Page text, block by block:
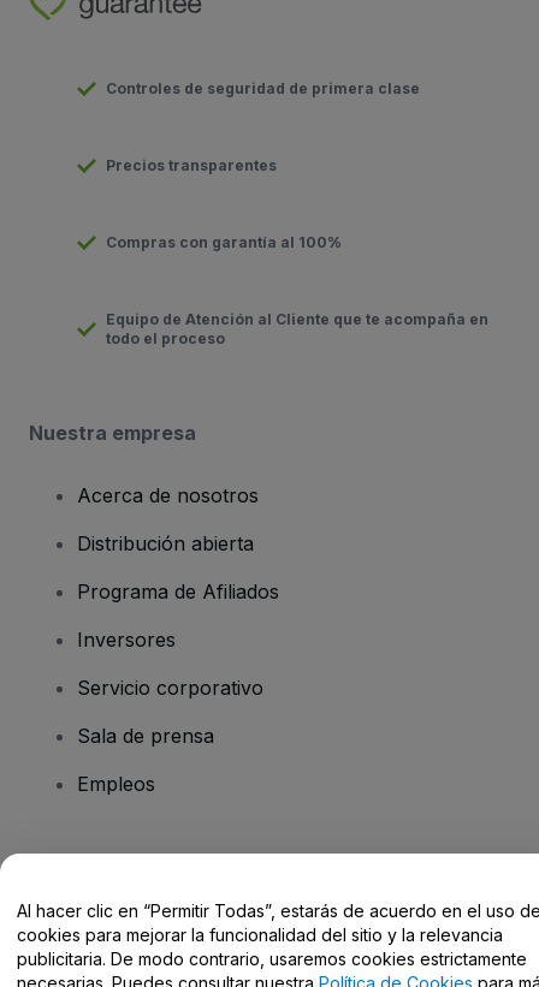
Controles de seguridad de primera clase
Precios transparentes
Compras con garantía al 100%
Equipo de Atención al Cliente que te acompaña en
todo el proceso
Nuestra empresa
Acerca de nosotros
Distribución abierta
Programa de Afiliados
Inversores
Servicio corporativo
Sala de prensa
Empleos
Centro de Ayuda / Contacto
Al hacer clic en “Permitir Todas”, estarás de acuerdo en el uso
cookies para mejorar la funcionalidad del sitio y la relevancia
publicitaria. De modo contrario, usaremos cookies estrictamente
necesarias. Puedes consultar nuestra Política de Cookies para